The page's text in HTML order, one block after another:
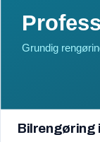
Bilrengøring